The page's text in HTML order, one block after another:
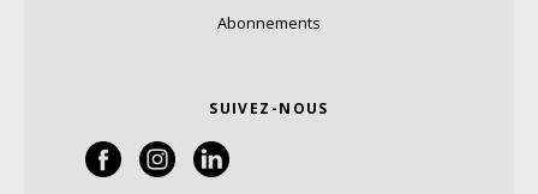
Abonnements
SUIVEZ-NOUS